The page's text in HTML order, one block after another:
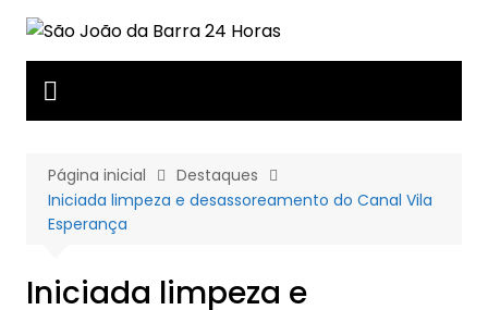
para
conteúdo
Página inicial
Destaques
Iniciada limpeza e desassoreamento do Canal Vila
Esperança
Iniciada limpeza e